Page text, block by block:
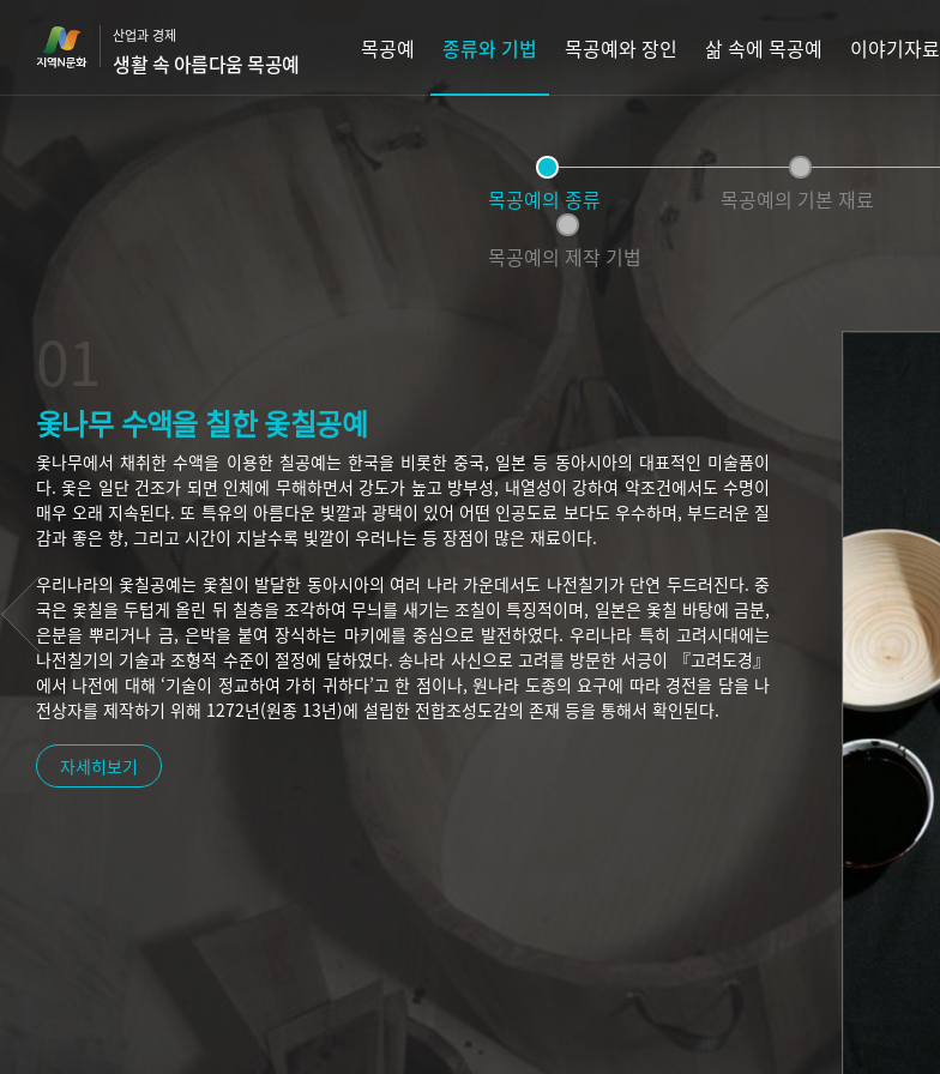
로
산업과 경제
생활 속 아름다움 목공예
목공예 종류와 기법 목공예와 장인 삶 속에 목공예 이야기자료
목공예의 종류
목공예의 기본 재료
목공예의 제작 기법
01
옻나무 수액을 칠한 옻칠공예
옻나무에서 채취한 수액을 이용한 칠공예는 한국을 비롯한 중국, 일본 등 동아시아의 대표적인 미술품이
다. 옻은 일단 건조가 되면 인체에 무해하면서 강도가 높고 방부성, 내열성이 강하여 악조건에서도 수명이
매우 오래 지속된다. 또 특유의 아름다운 빛깔과 광택이 있어 어떤 인공도료 보다도 우수하며, 부드러운 질
감과 좋은 향, 그리고 시간이 지날수록 빛깔이 우러나는 등 장점이 많은 재료이다.
우리나라의 옻칠공예는 옻칠이 발달한 동아시아의 여러 나라 가운데서도 나전칠기가 단연 두드러진다. 중
국은 옻칠을 두텁게 올린 뒤 칠층을 조각하여 무늬를 새기는 조칠이 특징적이며, 일본은 옻칠 바탕에 금분,
은분을 뿌리거나 금, 은박을 붙여 장식하는 마키에를 중심으로 발전하였다. 우리나라 특히 고려시대에는
나전칠기의 기술과 조형적 수준이 절정에 달하였다. 송나라 사신으로 고려를 방문한 서긍이 『고려도경』
에서 나전에 대해 ‘기술이 정교하여 가히 귀하다’고 한 점이나, 원나라 도종의 요구에 따라 경전을 담을 나
전상자를 제작하기 위해 1272년(원종 13년)에 설립한 전합조성도감의 존재 등을 통해서 확인된다.
자세히보기